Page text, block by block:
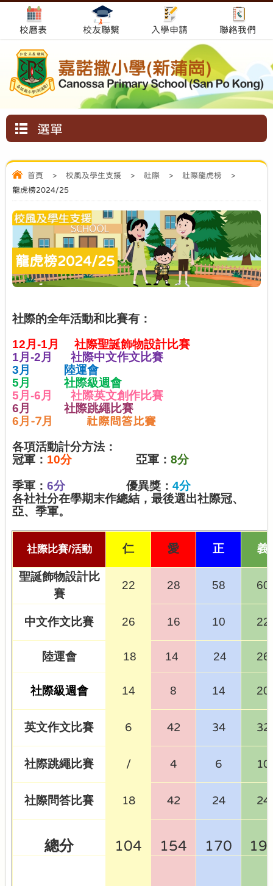
校曆表 校友聯繫 入學申請 聯絡我們
選單
首頁 > 校風及學生支援 > 社際 > 社際龍虎榜
>
龍虎榜2024/25
龍虎榜2024/25
社際的全年活動和比賽有：
12月 -1月
社際聖誕飾物設計比賽
1月 -2月
社際中文作文比賽
3月
陸運會
5月 社際級週會
5月-6月
社際英文創作比賽
6月
社際跳繩比賽
6月 -7月 社際問答比賽
各項活動計分方法：
冠軍： 10分 亞軍： 8分
季軍： 6分 優異獎： 4分
各社社分在學期末作總結，最後選出社際冠、
亞、季軍。
社際比賽/活動 仁 愛 正 義
聖誕飾物設計比
賽
22 28 58 60
中文作文比賽 26 16 10 22
陸運會 18 14 24 26
社際級週會 14 8 14 20
英文作文比賽 6 42 34 32
社際跳繩比賽 / 4 6 10
社際問答比賽 18 42 24 24
總分 104 154 170